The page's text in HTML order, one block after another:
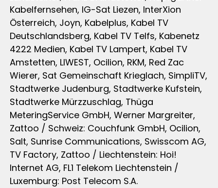
Kabelfernsehen, IG-Sat Liezen, InterXion
Österreich, Joyn, Kabelplus, Kabel TV
Deutschlandsberg, Kabel TV Telfs, Kabenetz
4222 Medien, Kabel TV Lampert, Kabel TV
Amstetten, LIWEST, Ocilion, RKM, Red Zac
Wierer, Sat Gemeinschaft Krieglach, SimpliTV,
Stadtwerke Judenburg, Stadtwerke Kufstein,
Stadtwerke Mürzzuschlag, Thüga
MeteringService GmbH, Werner Margreiter,
Zattoo / Schweiz: Couchfunk GmbH, Ocilion,
Salt, Sunrise Communications, Swisscom AG,
TV Factory, Zattoo / Liechtenstein: Hoi!
Internet AG, FL1 Telekom Liechtenstein /
Luxemburg: Post Telecom S.A.